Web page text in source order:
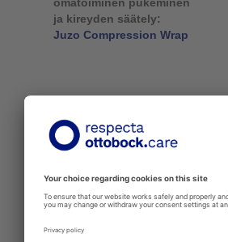
ja kireyden säätely:
Juzo Compression Wrap
Respectan kompression
Suomen. Mikäli koet tarvetta
Lentosukat